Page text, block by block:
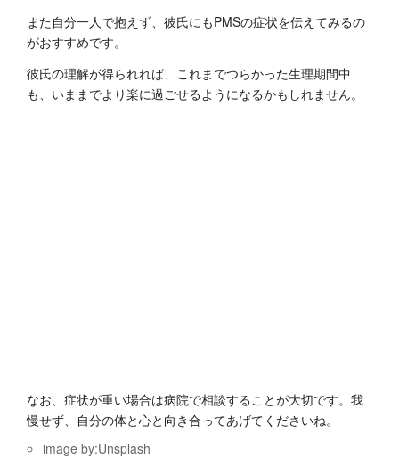
また自分一人で抱えず、彼氏にもPMSの症状を伝えてみるの
がおすすめです。
彼氏の理解が得られれば、これまでつらかった生理期間中
も、いままでより楽に過ごせるようになるかもしれません。
なお、症状が重い場合は病院で相談することが大切です。我
慢せず、自分の体と心と向き合ってあげてくださいね。
image by:Unsplash